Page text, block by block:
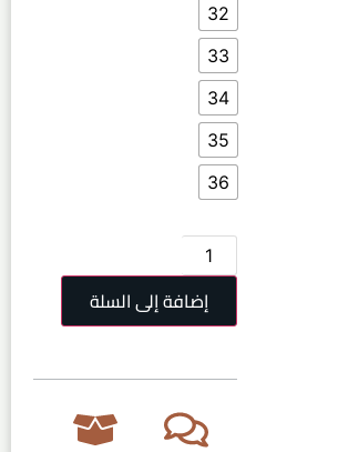
32
33
34
35
36
إضافة إلى السلة